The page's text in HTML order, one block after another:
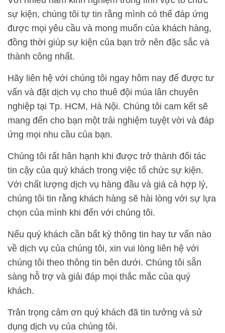
sự kiện, chúng tôi tự tin rằng mình có thể đáp ứng
được mọi yêu cầu và mong muốn của khách hàng,
đồng thời giúp sự kiện của bạn trở nên đặc sắc và
thành công nhất.
Hãy liên hệ với chúng tôi ngay hôm nay để được tư
vấn và đặt dịch vụ cho thuê đội múa lân chuyên
nghiệp tại Tp. HCM, Hà Nội. Chúng tôi cam kết sẽ
mang đến cho bạn một trải nghiệm tuyệt vời và đáp
ứng mọi nhu cầu của bạn.
Chúng tôi rất hân hạnh khi được trở thành đối tác
tin cậy của quý khách trong việc tổ chức sự kiện.
Với chất lượng dịch vụ hàng đầu và giá cả hợp lý,
chúng tôi tin rằng khách hàng sẽ hài lòng với sự lựa
chọn của mình khi đến với chúng tôi.
Nếu quý khách cần bất kỳ thông tin hay tư vấn nào
về dịch vụ của chúng tôi, xin vui lòng liên hệ với
chúng tôi theo thông tin bên dưới. Chúng tôi sẵn
sàng hỗ trợ và giải đáp mọi thắc mắc của quý
khách.
Trân trọng cảm ơn quý khách đã tin tưởng và sử
dụng dịch vụ của chúng tôi.